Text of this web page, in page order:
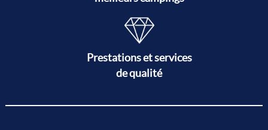
Prestations et services
de qualité